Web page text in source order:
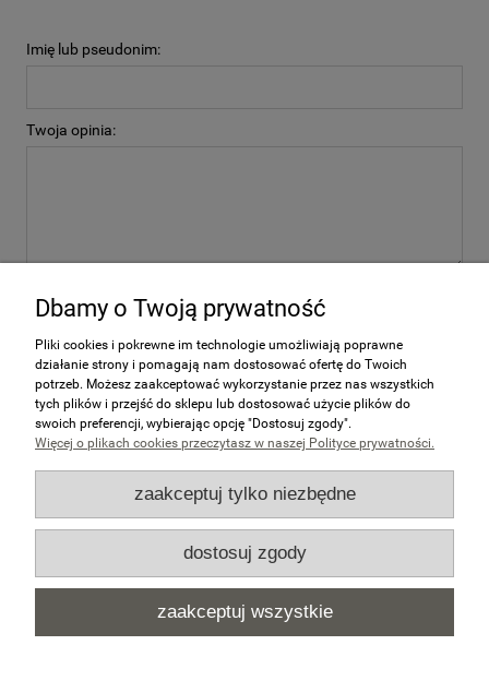
Imię lub pseudonim:
Twoja opinia:
Zakupy
Pomoc
Moje konto
Informacje
Dane kontaktowe
Dbamy o Twoją prywatność
Pliki cookies i pokrewne im technologie umożliwiają poprawne
działanie strony i pomagają nam dostosować ofertę do Twoich
potrzeb. Możesz zaakceptować wykorzystanie przez nas wszystkich
tych plików i przejść do sklepu lub dostosować użycie plików do
swoich preferencji, wybierając opcję "Dostosuj zgody".
Więcej o plikach cookies przeczytasz w naszej Polityce prywatności.
zaakceptuj tylko niezbędne
dostosuj zgody
zaakceptuj wszystkie